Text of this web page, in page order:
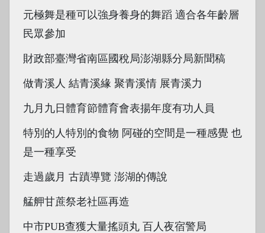
元極舞是種可以強身養身的舞蹈 適合各年齡層
民眾參加
財政部臺灣省南區國稅局澎湖縣分局新聞稿
做青溪人 結青溪緣 聚青溪情 展青溪力
九月九日體育節體育會表揚年度有功人員
特別的人特別的食物 阿碰的空間是一種感覺 也
是一種享受
走過歲月 古蹟導覽 澎湖的傳說
艋舺甘蔗祭老社區再造
中市PUB查獲大量搖頭丸 百人夜宿警局